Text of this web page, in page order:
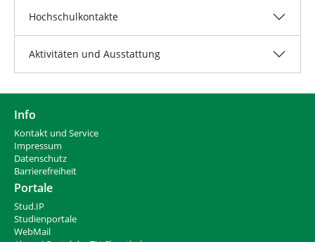
Hochschulkontakte
Aktivitäten und Ausstattung
Info
Kontakt und Service
Impressum
Datenschutz
Barrierefreiheit
Portale
Stud.IP
Studienportale
WebMail